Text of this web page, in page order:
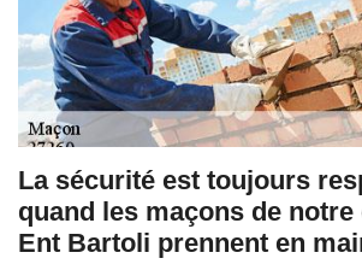
La sécurité est toujours
quand les maçons de
Ent Bartoli prennent en